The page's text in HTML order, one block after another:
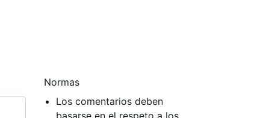
Normas
Los comentarios deben
basarse en el respeto a los